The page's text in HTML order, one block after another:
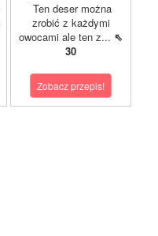
Ten deser można
zrobić z każdymi
owocami ale ten z... ⇖
30
Zobacz przepis!